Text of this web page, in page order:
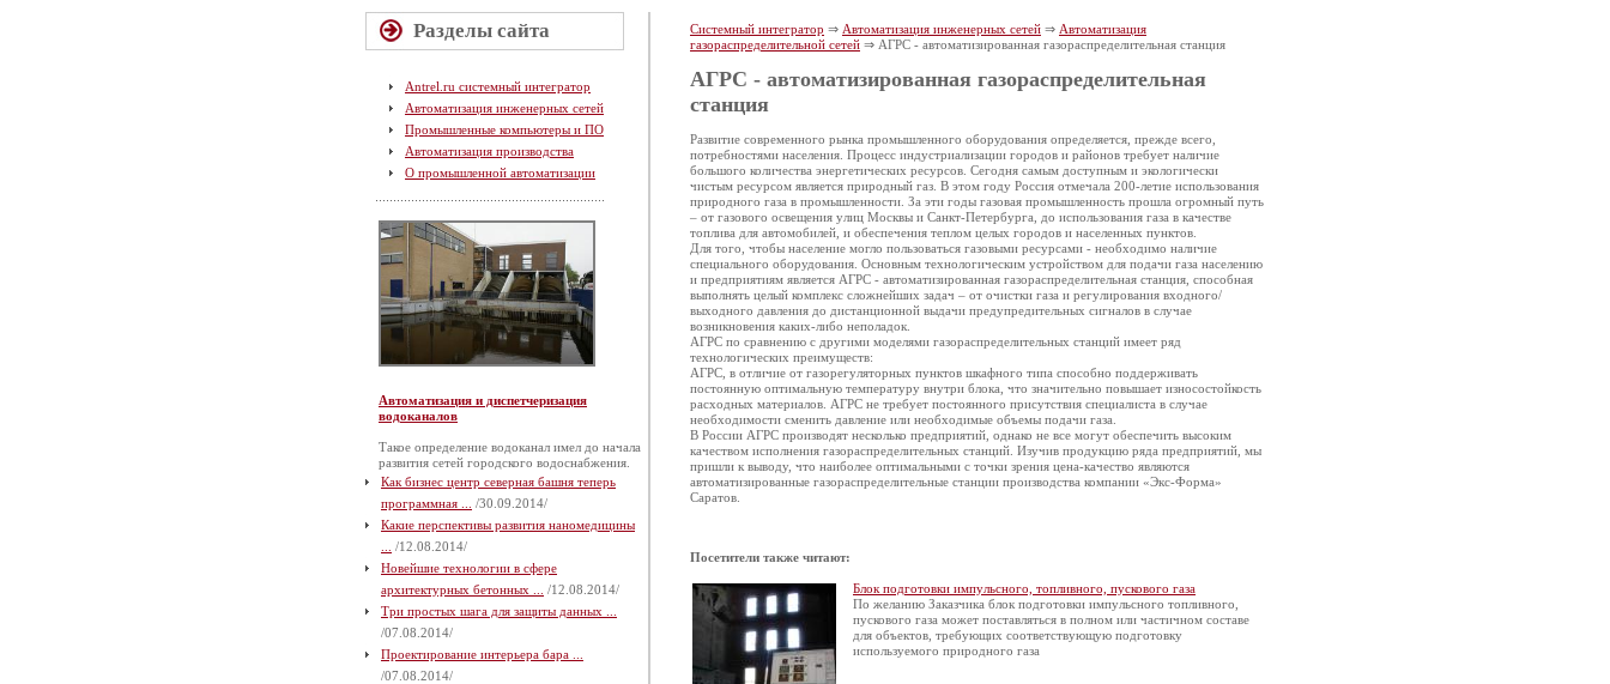
Разделы сайта
Antrel.ru системный интегратор
Автоматизация инженерных сетей
Промышленные компьютеры и ПО
Автоматизация производства
О промышленной автоматизации
Автоматизация и диспетчеризация
водоканалов
Такое определение водоканал имел до начала
развития сетей городского водоснабжения.
Как бизнес центр северная башня теперь
программная ...
/30.09.2014/
Какие перспективы развития наномедицины
/12.08.2014/
Новейшие технологии в сфере
архитектурных бетонных ...
/12.08.2014/
Три простых шага для защиты данных ...
/07.08.2014/
Проектирование интерьера бара ...
/07.08.2014/
Системный интегратор ⇒ Автоматизация инженерных сетей ⇒ Автоматизация
газораспределительной сетей ⇒ АГРС - автоматизированная газораспределительная станция
АГРС - автоматизированная газораспределительная
станция
Развитие современного рынка промышленного оборудования определяется, прежде всего,
потребностями населения. Процесс индустриализации городов и районов требует наличие
большого количества энергетических ресурсов. Сегодня самым доступным и экологически
чистым ресурсом является природный газ. В этом году Россия отмечала 200-летие использования
природного газа в промышленности. За эти годы газовая промышленность прошла огромный путь
– от газового освещения улиц Москвы и Санкт-Петербурга, до использования газа в качестве
топлива для автомобилей, и обеспечения теплом целых городов и населенных пунктов.
Для того, чтобы население могло пользоваться газовыми ресурсами - необходимо наличие
специального оборудования. Основным технологическим устройством для подачи газа населению
и предприятиям является АГРС - автоматизированная газораспределительная станция, способная
выполнять целый комплекс сложнейших задач – от очистки газа и регулирования входного/
выходного давления до дистанционной выдачи предупредительных сигналов в случае
возникновения каких-либо неполадок.
АГРС по сравнению с другими моделями газораспределительных станций имеет ряд
технологических преимуществ:
АГРС, в отличие от газорегуляторных пунктов шкафного типа способно поддерживать
постоянную оптимальную температуру внутри блока, что значительно повышает износостойкость
расходных материалов. АГРС не требует постоянного присутствия специалиста в случае
необходимости сменить давление или необходимые объемы подачи газа.
В России АГРС производят несколько предприятий, однако не все могут обеспечить высоким
качеством исполнения газораспределительных станций. Изучив продукцию ряда предприятий, мы
пришли к выводу, что наиболее оптимальными с точки зрения цена-качество являются
автоматизированные газораспределительные станции производства компании «Экс-Форма»
Саратов.
Посетители также читают:
Блок подготовки импульсного, топливного, пускового газа
По желанию Заказчика блок подготовки импульсного топливного,
пускового газа может поставляться в полном или частичном составе
для объектов, требующих соответствующую подготовку
используемого природного газа